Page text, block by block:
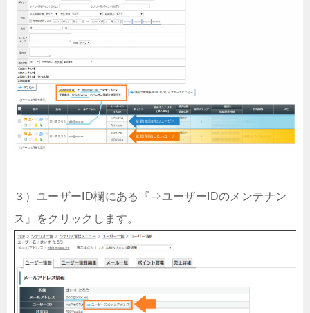
３）ユーザーID欄にある『⇒ユーザーIDのメンテナン
ス』をクリックします。